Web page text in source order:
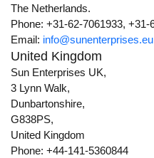
The Netherlands.
Phone: +31-62-7061933, +31-
Email: info@sunenterprises.eu
United Kingdom
Sun Enterprises UK,
3 Lynn Walk,
Dunbartonshire,
G838PS,
United Kingdom
Phone: +44-141-5360844